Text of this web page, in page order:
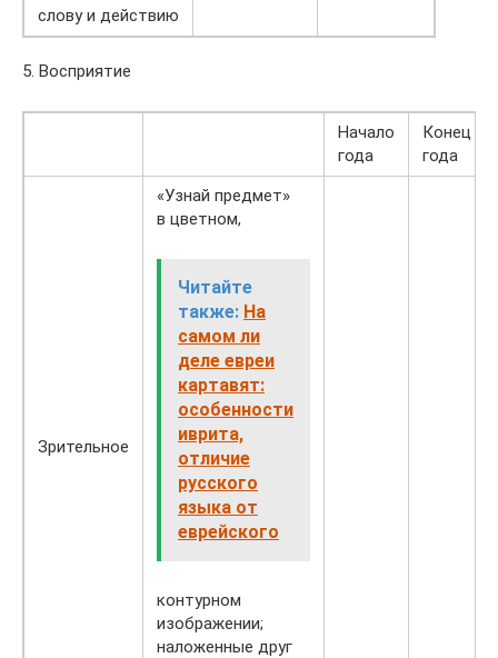
слову и действию
5. Восприятие
Начало
года
Конец
года
Зрительное
«Узнай предмет»
в цветном,
Читайте
также: На
самом ли
деле евреи
картавят:
особенности
иврита,
отличие
русского
языка от
еврейского
контурном
изображении;
наложенные друг